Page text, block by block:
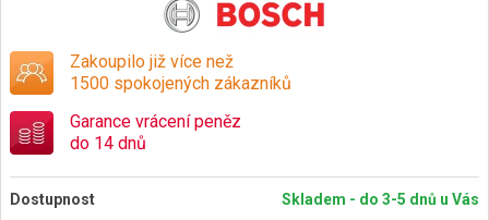
Zakoupilo již více než
1500 spokojených zákazníků
Garance vrácení peněz
do 14 dnů
Dostupnost Skladem - do 3-5 dnů u Vás